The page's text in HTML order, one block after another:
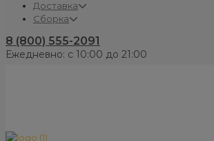
Доставка
Сборка
8 (800) 555-2091
Ежедневно: с 10:00 до 21:00